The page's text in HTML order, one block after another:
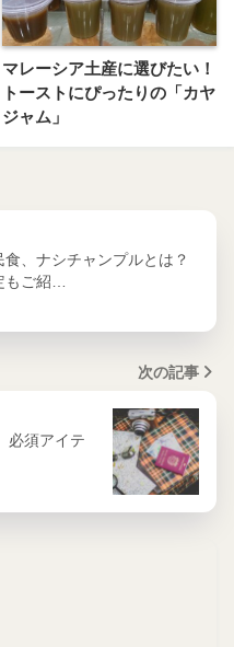
マレーシア土産に選びたい！
トーストにぴったりの「カヤ
ジャム」
、ナシチャンプルとは？
もご紹…
次の記事
必須アイテ